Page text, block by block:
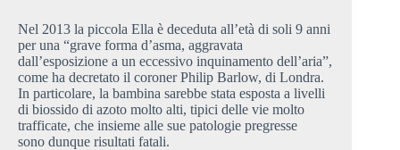
Nel 2013 la piccola Ella è deceduta all’età di soli 9 anni
per una “grave forma d’asma, aggravata
dall’esposizione a un eccessivo inquinamento dell’aria”,
come ha decretato il coroner Philip Barlow, di Londra.
In particolare, la bambina sarebbe stata esposta a livelli
di biossido di azoto molto alti, tipici delle vie molto
trafficate, che insieme alle sue patologie pregresse
sono dunque risultati fatali.